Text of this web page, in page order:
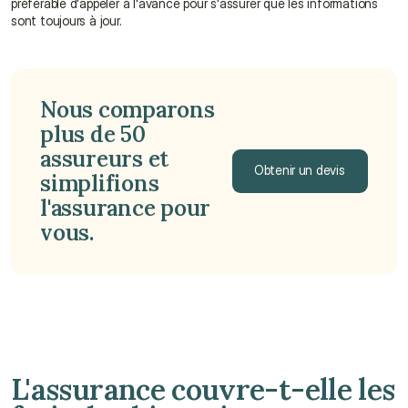
préférable d'appeler à l'avance pour s'assurer que les informations
sont toujours à jour.
Nous comparons
plus de 50
assureurs et
simplifions
l'assurance pour
vous.
Obtenir un devis
L'assurance couvre-t-elle les